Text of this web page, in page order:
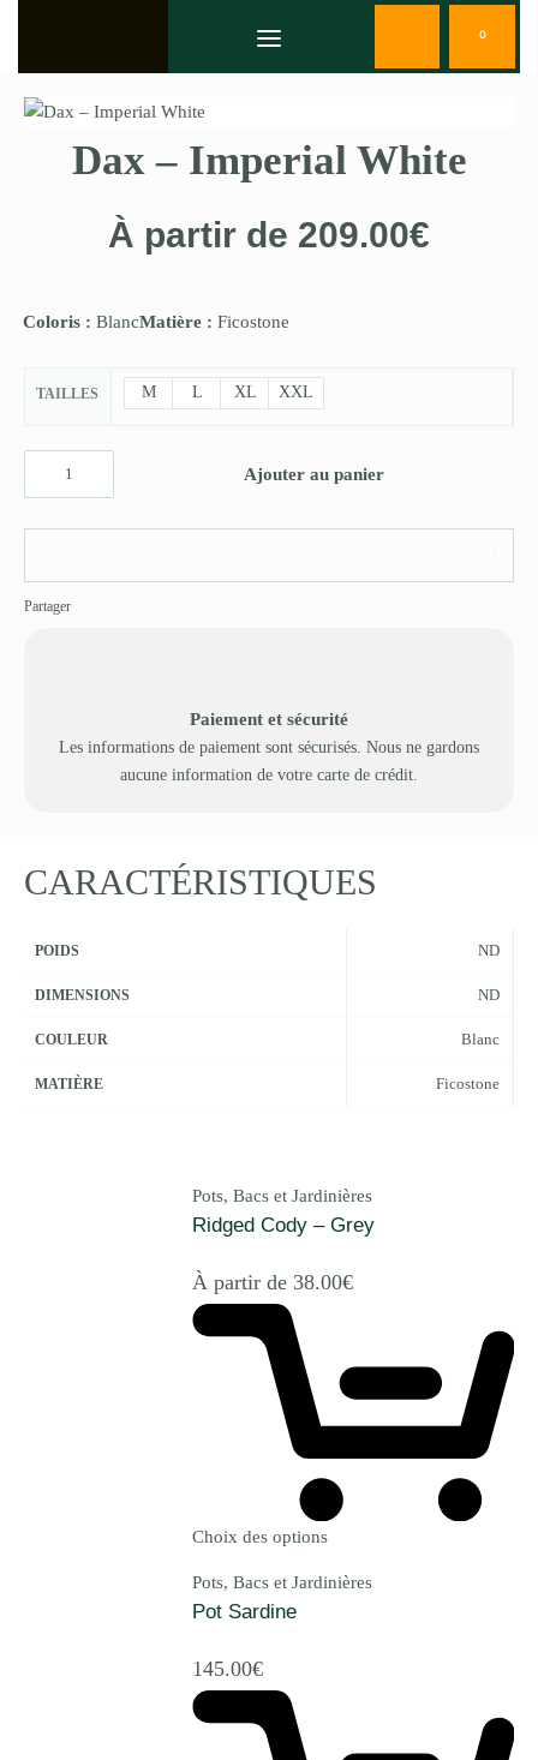
0
Dax – Imperial White
À partir de 209.00€
Coloris : BlancMatière : Ficostone
TAILLES M L XL XXL
Ajouter au panier
Partager
Paiement et sécurité
Les informations de paiement sont sécurisés. Nous ne gardons
aucune information de votre carte de crédit.
CARACTÉRISTIQUES
POIDS ND
DIMENSIONS ND
COULEUR Blanc
MATIÈRE Ficostone
Pots, Bacs et Jardinières
Ridged Cody – Grey
À partir de 38.00€
Choix des options
Pots, Bacs et Jardinières
Pot Sardine
145.00€